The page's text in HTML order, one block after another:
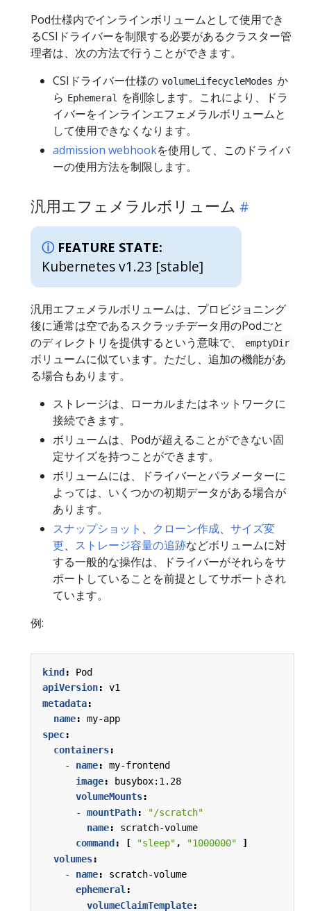
Pod仕様内でインラインボリュームとして使用でき
るCSIドライバーを制限する必要があるクラスター管
理者は、次の方法で行うことができます。
CSIドライバー仕様の volumeLifecycleModes か
ら Ephemeral
を削除します。これにより、ドラ
イバーをインラインエフェメラルボリュームと
して使用できなくなります。
admission webhookを使用して、このドライバ
ーの使用方法を制限します。
汎用エフェメラルボリューム
FEATURE STATE:
Kubernetes v1.23 [stable]
汎用エフェメラルボリュームは、プロビジョニング
後に通常は空であるスクラッチデータ用のPodごと
のディレクトリを提供するという意味で、
emptyDir
ボリュームに似ています。ただし、追加の機能があ
る場合もあります。
ストレージは、ローカルまたはネットワークに
接続できます。
ボリュームは、Podが超えることができない固
定サイズを持つことができます。
ボリュームには、ドライバーとパラメーターに
よっては、いくつかの初期データがある場合が
あります。
スナップショット 、 クローン作成、 サイズ変
更、 ストレージ容量の追跡などボリュームに対
する一般的な操作は、ドライバーがそれらをサ
ポートしていることを前提としてサポートされ
ています。
例:
kind :
Pod
apiVersion:
v1
metadata:
name:
my-app
spec:
containers:
- name:
my-frontend
image:
busybox:1.28
volumeMounts:
- mountPath:
"/scratch"
name:
scratch-volume
command : [ "sleep", "1000000"
]
volumes:
- name:
scratch-volume
ephemeral:
volumeClaimTemplate: